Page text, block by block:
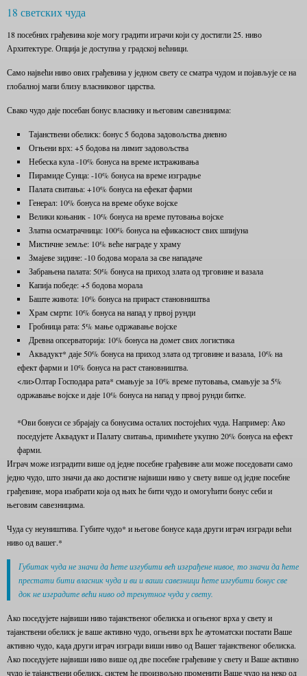
18 светских чуда
18 посебних грађевина које могу градити играчи који су достигли 25. ниво
Архитектуре. Опција је доступна у градској већници.
Само највећи ниво ових грађевина у једном свету се сматра чудом и појављује се на
глобалној мапи близу власниковог царства.
Свако чудо даје посебан бонус власнику и његовим савезницима:
Тајанствени обелиск: бонус 5 бодова задовољства дневно
Огњени врх: +5 бодова на лимит задовољства
Небеска кула -10% бонуса на време истраживања
Пирамиде Сунца: -10% бонуса на време изградње
Палата свитања: +10% бонуса на ефекат фарми
Генерал: 10% бонуса на време обуке војске
Велики коњаник - 10% бонуса на време путовања војске
Златна осматрачница: 100% бонуса на ефикасност свих шпијуна
Мистичне земље: 10% веће награде у храму
Змајеве зидине: -10 бодова морала за све нападаче
Забрањена палата: 50% бонуса на приход злата од трговине и вазала
Капија победе: +5 бодова морала
Баште живота: 10% бонуса на прираст становништва
Храм смрти: 10% бонуса на напад у првој рунди
Гробница рата: 5% мање одржавање војске
Древна опсерваторија: 10% бонуса на домет свих логистика
Аквадукт* даје 50% бонуса на приход злата од трговине и вазала, 10% на
ефект фарми и 10% бонуса на раст становништва.
<ли>Олтар Господара рата* смањује за 10% време путовања, смањује за 5%
одржавање војске и даје 10% бонуса на напад у првој рунди битке.
*Ови бонуси се збрајају са бонусима осталих постојећих чуда. Например: Ако
поседујете Аквадукт и Палату свитања, примићете укупно 20% бонуса на ефект
фарми.
Играч може изградити више од једне посебне грађевине али може поседовати само
једно чудо, што значи да ако достигне највиши ниво у свету више од једне посебне
грађевине, мора изабрати која од њих ће бити чудо и омогућити бонус себи и
његовим савезницима.
Чуда су неуништива. Губите чудо* и његове бонусе када други играч изгради већи
ниво од вашег.*
Губитак чуда не значи да ћете изгубити већ изграђене нивое, то значи да ћете
престати бити власник чуда и ви и ваши савезници ћете изгубити бонус све
док не изградите већи ниво од тренутног чуда у свету.
Ако поседујете највиши ниво тајанственог обелиска и огњеног врха у свету и
тајанствени обелиск је ваше активно чудо, огњени врх ће аутоматски постати Ваше
активно чудо, када други играч изгради виши ниво од Вашег тајанственог обелиска.
Ако поседујете највиши ниво више од две посебне грађевине у свету и Ваше активно
чудо је тајанствени обелиск, систем ће произвољно променити Ваше чудо на неко од